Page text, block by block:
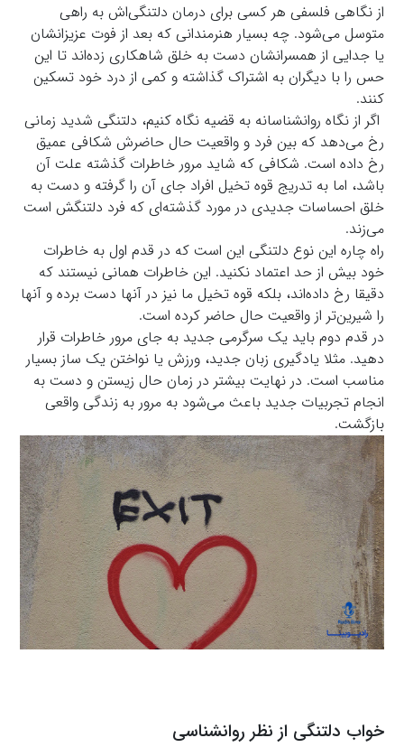
از نگاهی فلسفی هر کسی برای درمان دلتنگی‌اش به راهی
متوسل می‌شود. چه بسیار هنرمندانی که بعد از فوت عزیزانشان
یا جدایی از همسرانشان دست به خلق شاهکاری زده‌اند تا این
حس را با دیگران به اشتراک گذاشته و کمی از درد خود تسکین
کنند.
اگر از نگاه روانشناسانه به قضیه نگاه کنیم، دلتنگی شدید زمانی
رخ می‌دهد که بین فرد و واقعیت حال حاضرش شکافی عمیق
رخ داده است. شکافی که شاید مرور خاطرات گذشته علت آن
باشد، اما به تدریج قوه تخیل افراد جای آن را گرفته و دست به
خلق احساسات جدیدی در مورد گذشته‌ای که فرد دلتنگش است
می‌زند.
راه چاره این نوع دلتنگی این است که در قدم اول به خاطرات
خود بیش از حد اعتماد نکنید. این خاطرات همانی نیستند که
دقیقا رخ داده‌اند، بلکه قوه تخیل ما نیز در آنها دست برده و آنها
را شیرین‌تر از واقعیت حال حاضر کرده است.
در قدم دوم باید یک سرگرمی جدید به جای مرور خاطرات قرار
دهید. مثلا یادگیری زبان جدید، ورزش یا نواختن یک ساز بسیار
مناسب است. در نهایت بیشتر در زمان حال زیستن و دست به
انجام تجربیات جدید باعث می‌شود به مرور به زندگی واقعی
بازگشت.
خواب دلتنگی از نظر روانشناسی